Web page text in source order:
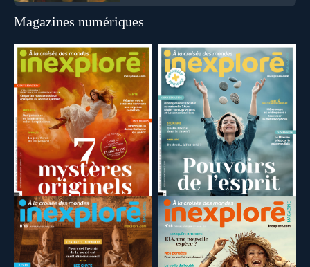
Magazines numériques